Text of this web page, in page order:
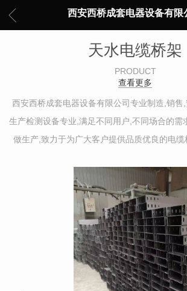
西安西桥成套电器设备有限
天水电缆桥架
PRODUCT
查看更多
西安西桥成套电器设备有限公司专业制造,销售,
生产检测设备专业,满足不同用户,不同场合的需
做生产,致力于为广大客户提供品质优良的电缆